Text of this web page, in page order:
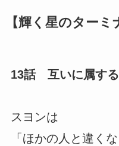
【輝く星のター
13話 互いに属す
スヨンは
「ほかの人と違く